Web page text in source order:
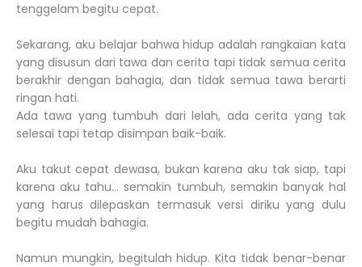
tenggelam begitu cepat.
Sekarang, aku belajar bahwa hidup adalah rangkaian kata
yang disusun dari tawa dan cerita tapi tidak semua cerita
berakhir dengan bahagia, dan tidak semua tawa berarti
ringan hati.
Ada tawa yang tumbuh dari lelah, ada cerita yang tak
selesai tapi tetap disimpan baik-baik.
Aku takut cepat dewasa, bukan karena aku tak siap, tapi
karena aku tahu… semakin tumbuh, semakin banyak hal
yang harus dilepaskan termasuk versi diriku yang dulu
begitu mudah bahagia.
Namun mungkin, begitulah hidup. Kita tidak benar-benar